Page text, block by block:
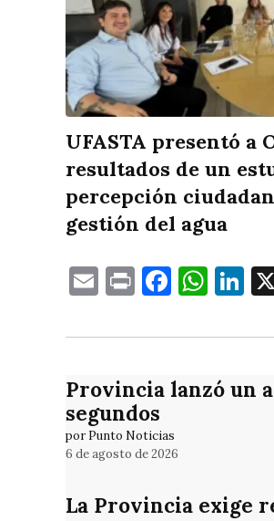
UFASTA presentó a
resultados de un
percepción
gestión del agua
EmailPrint
Provincia lanzó un
segundos
por Punto Noticias
6 de agosto de 2026
La Provincia exige